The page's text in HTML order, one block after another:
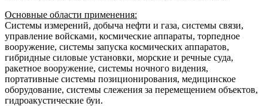
Основные области применения:
Системы измерений, добыча нефти и газа, системы связи,
управление войсками, космические аппараты, торпедное
вооружение, системы запуска космических аппаратов,
гибридные силовые установки, морские и речные суда,
ракетное вооружение, системы ночного видения,
портативные системы позиционирования, медицинское
оборудование, системы слежения за перемещением объектов,
гидроакустические буи.